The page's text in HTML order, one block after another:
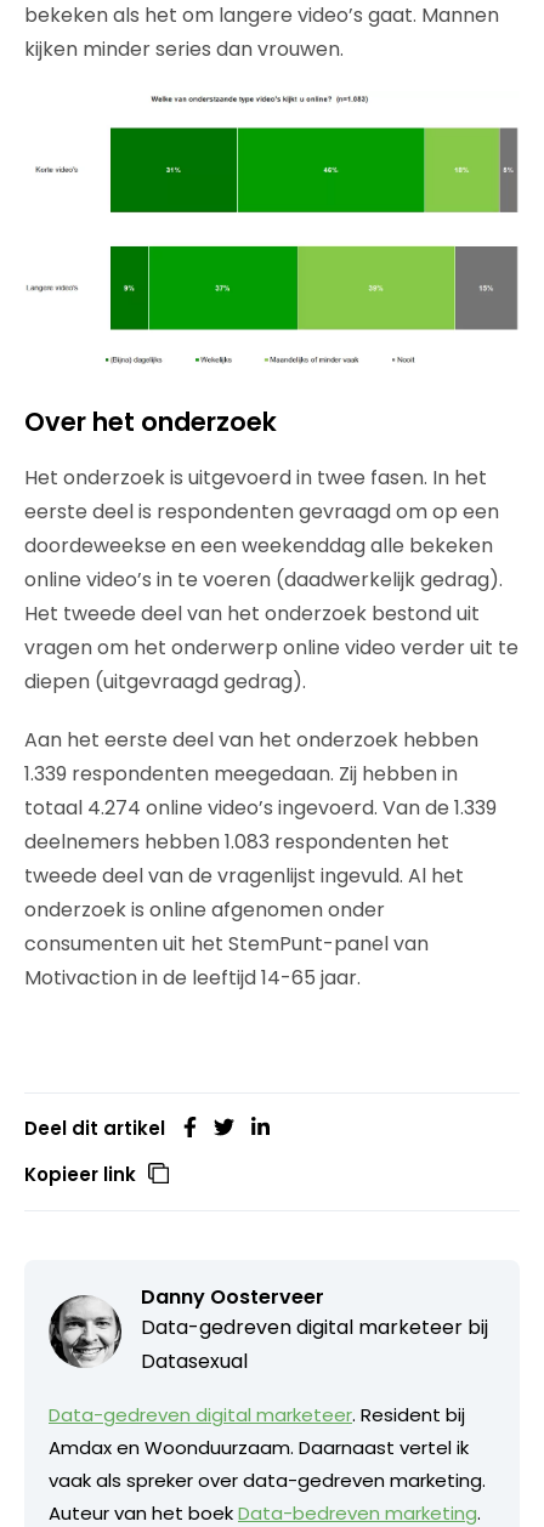
bekeken als het om langere video’s gaat. Mannen
kijken minder series dan vrouwen.
Over het onderzoek
Het onderzoek is uitgevoerd in twee fasen. In het
eerste deel is respondenten gevraagd om op een
doordeweekse en een weekenddag alle bekeken
online video’s in te voeren (daadwerkelijk gedrag).
Het tweede deel van het onderzoek bestond uit
vragen om het onderwerp online video verder uit te
diepen (uitgevraagd gedrag).
Aan het eerste deel van het onderzoek hebben
1.339 respondenten meegedaan. Zij hebben in
totaal 4.274 online video’s ingevoerd. Van de 1.339
deelnemers hebben 1.083 respondenten het
tweede deel van de vragenlijst ingevuld. Al het
onderzoek is online afgenomen onder
consumenten uit het StemPunt-panel van
Motivaction in de leeftijd 14-65 jaar.
Deel dit artikel
Kopieer link
Danny Oosterveer
Data-gedreven digital marketeer bij
Datasexual
Data-gedreven digital marketeer. Resident bij
Amdax en Woonduurzaam. Daarnaast vertel ik
vaak als spreker over data-gedreven marketing.
Auteur van het boekData-bedreven marketing.